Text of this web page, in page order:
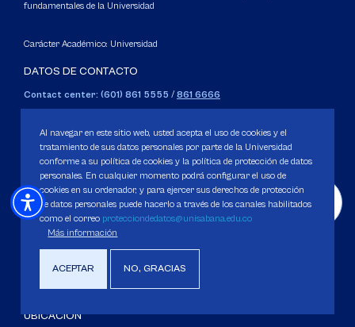
fundamentales de la Universidad
Carácter Académico: Universidad
DATOS DE CONTACTO
Contact center: (601) 861 5555 / 861 6666
Apartado: 53753, Bogotá.
WhatsApp: +57 3205164838
Correo electrónico para inquietudes generales y servicios de la
Universidad
servicious@unisabana.edu.co
Contacto únicamente para notificaciones legales.
No se responderán otros temas que no sean de tipo legal.
notificacioneslegales@unisabana.edu.co
UBICACIÓN
Al navegar en este sitio web, usted acepta el uso de cookies y el
tratamiento de sus datos personales por parte de la Universidad
conforme a su política de cookies y la política de protección de datos
personales. En cualquier momento podrá configurar el uso de
cookies en su ordenador, y para ejercer sus derechos de protección
de datos personales puede hacerlo a través de los canales habilitados
como el correo protecciondedatos@unisabana.edu.co
Más información
ACEPTAR NO, GRACIAS